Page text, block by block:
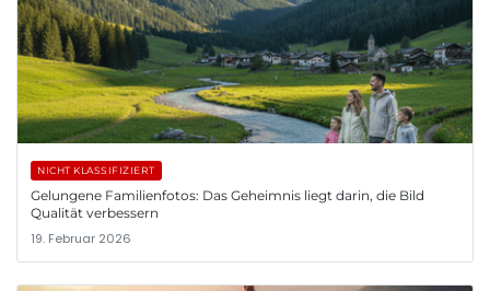
NICHT KLASSIFIZIERT
Gelungene Familienfotos: Das Geheimnis liegt darin, die Bild
Qualität verbessern
19. Februar 2026